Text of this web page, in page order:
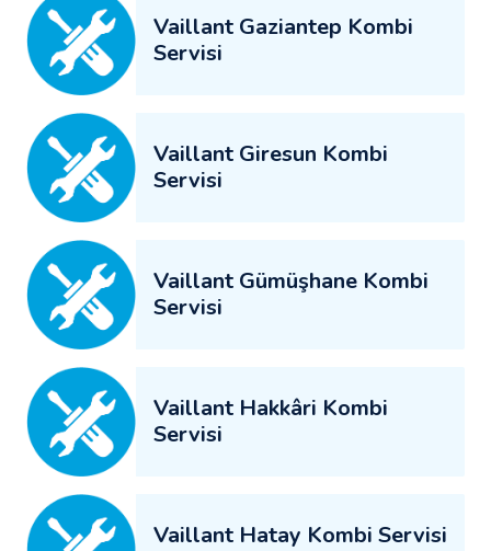
Vaillant Gaziantep Kombi
Servisi
Vaillant Giresun Kombi
Servisi
Vaillant Gümüşhane Kombi
Servisi
Vaillant Hakkâri Kombi
Servisi
Vaillant Hatay Kombi Servisi